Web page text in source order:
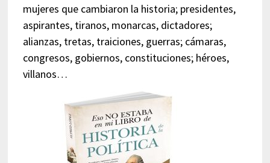
mujeres que cambiaron la historia; presidentes,
aspirantes, tiranos, monarcas, dictadores;
alianzas, tretas, traiciones, guerras; cámaras,
congresos, gobiernos, constituciones; héroes,
villanos…